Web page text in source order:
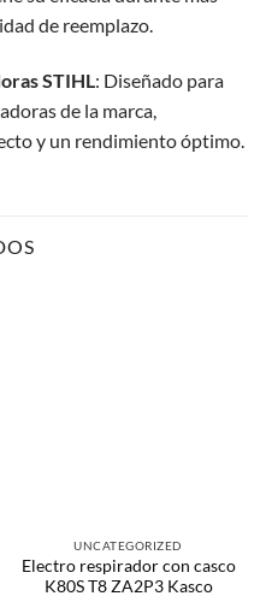
de reemplazo.
STIHL : Diseñado para
de la marca,
y un rendimiento óptimo.
UNCATEGORIZED
Electro respirador con casco
K80S T8 ZA2P3 Kasco